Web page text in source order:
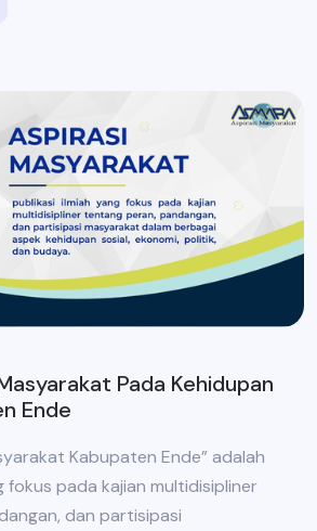
Pada Kehidupan
Ende
Kabupaten Ende” adalah
fokus pada kajian multidisipliner
dan partisipasi